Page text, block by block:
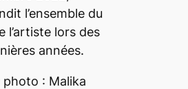
l’ensemble du
l’artiste lors des
années.
: Malika